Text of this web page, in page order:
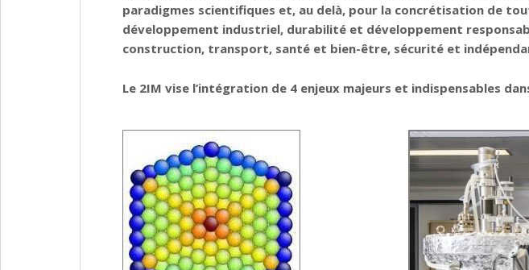
paradigmes scientifiques et, au delà, pour la concrétisation de
développement industriel, durabilité et développement
construction, transport, santé et bien-être, sécurité et
Le 2IM vise l’intégration de 4 enjeux majeurs et indispensables